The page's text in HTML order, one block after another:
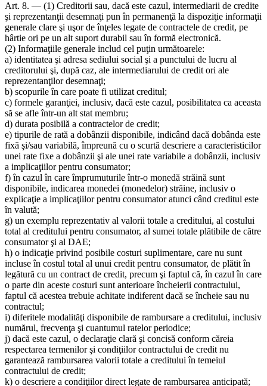
Art. 8. — (1) Creditorii sau, dacă este cazul, intermediarii de credite
şi reprezentanţii desemnaţi pun în permanenţă la dispoziţie informaţii
generale clare şi uşor de înţeles legate de contractele de credit, pe
hârtie ori pe un alt suport durabil sau în formă electronică.
(2) Informaţiile generale includ cel puţin următoarele:
a) identitatea şi adresa sediului social şi a punctului de lucru al
creditorului şi, după caz, ale intermediarului de credit ori ale
reprezentanţilor desemnaţi;
b) scopurile în care poate fi utilizat creditul;
c) formele garanţiei, inclusiv, dacă este cazul, posibilitatea ca aceasta
să se afle într-un alt stat membru;
d) durata posibilă a contractelor de credit;
e) tipurile de rată a dobânzii disponibile, indicând dacă dobânda este
fixă şi/sau variabilă, împreună cu o scurtă descriere a caracteristicilor
unei rate fixe a dobânzii şi ale unei rate variabile a dobânzii, inclusiv
a implicaţiilor pentru consumator;
f) în cazul în care împrumuturile într-o monedă străină sunt
disponibile, indicarea monedei (monedelor) străine, inclusiv o
explicaţie a implicaţiilor pentru consumator atunci când creditul este
în valută;
g) un exemplu reprezentativ al valorii totale a creditului, al costului
total al creditului pentru consumator, al sumei totale plătibile de către
consumator şi al DAE;
h) o indicaţie privind posibile costuri suplimentare, care nu sunt
incluse în costul total al unui credit pentru consumator, de plătit în
legătură cu un contract de credit, precum şi faptul că, în cazul în care
o parte din aceste costuri sunt anterioare încheierii contractului,
faptul că acestea trebuie achitate indiferent dacă se încheie sau nu
contractul;
i) diferitele modalităţi disponibile de rambursare a creditului, inclusiv
numărul, frecvenţa şi cuantumul ratelor periodice;
j) dacă este cazul, o declaraţie clară şi concisă conform căreia
respectarea termenilor şi condiţiilor contractului de credit nu
garantează rambursarea valorii totale a creditului în temeiul
contractului de credit;
k) o descriere a condiţiilor direct legate de rambursarea anticipată;